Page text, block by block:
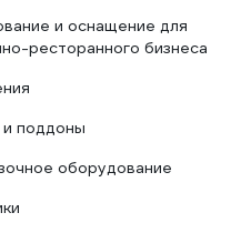
и оснащение для
ресторанного бизнеса
поддоны
оборудование